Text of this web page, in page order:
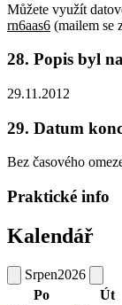
Můžete využít
rn6aas6 (mailem se
28. Popis byl
29.11.2012
29. Datum
Bez časového
Praktické info
Kalendář
Srpen2026
Po
Út